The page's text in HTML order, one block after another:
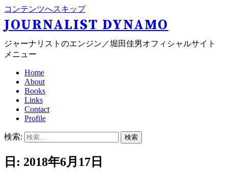
コンテンツへスキップ
JOURNALIST DYNAMO
ジャーナリストのエンジン／堀田佳男オフィシャルサイト
メニュー
Home
About
Books
Links
Contact
Profile
検索:
日: 2018年6月17日